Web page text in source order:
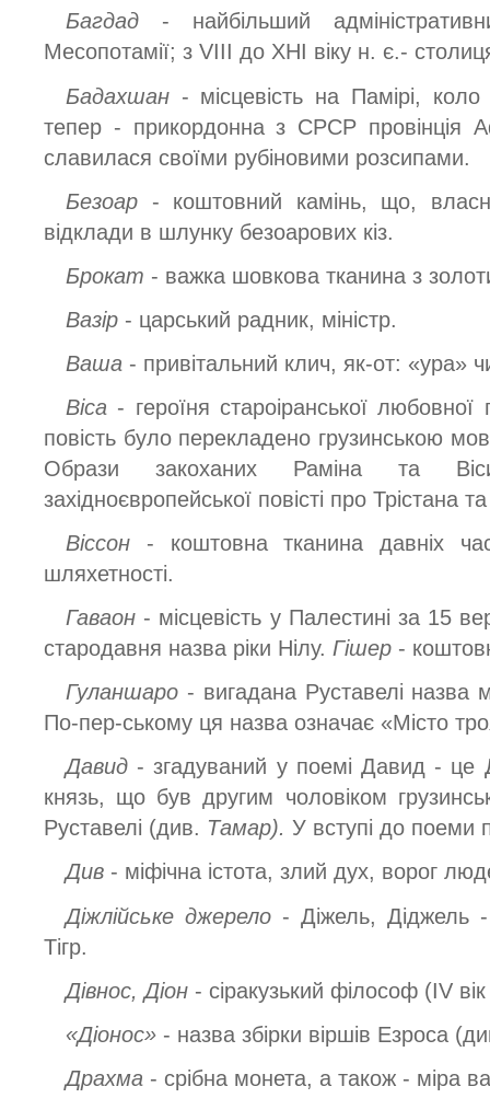
Багдад - найбільший
Месопотамії; з VIII до ХНІ віку н. є.-
Бадахшан - місцевість на Памірі,
тепер - прикордонна з СРСР провінція
славилася своїми рубіновими розсипами.
Безоар - коштовний камінь, що,
відклади в шлунку безоарових кіз.
Брокат - важка шовкова тканина з
Вазір - царський радник, міністр.
Ваша - привітальний клич, як-от: «ура»
Віса - героїня староіранської любовної
повість було перекладено грузинською
Образи закоханих Раміна та
західноєвропейської повісті про Трістана
Віссон - коштовна тканина давніх
шляхетності.
Гаваон - місцевість у Палестині за 15
стародавня назва ріки Нілу. Гішер -
Гуланшаро - вигадана Руставелі назва
По-пер-ському ця назва означає «Місто
Давид - згадуваний у поемі Давид - це
князь, що був другим чоловіком
Руставелі (див. Тамар). У вступі до поеми
Див - міфічна істота, злий дух, ворог
Діжлійське джерело - Діжель, Діджель -
Тігр.
Дівнос, Діон - сіракузький філософ (IV
«Діонос» - назва збірки віршів Езроса
Драхма - срібна монета, а також - міра